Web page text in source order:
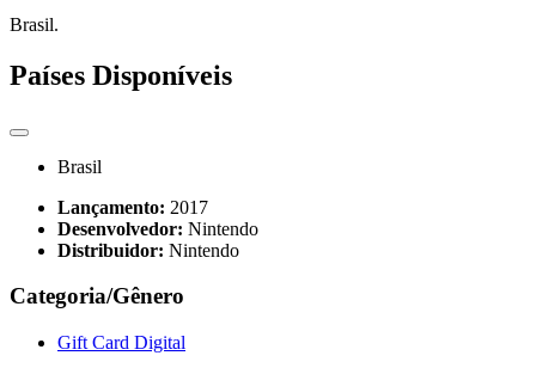
Brasil.
Países Disponíveis
Brasil
Lançamento: 2017
Desenvolvedor: Nintendo
Distribuidor: Nintendo
Categoria/Gênero
Gift Card Digital